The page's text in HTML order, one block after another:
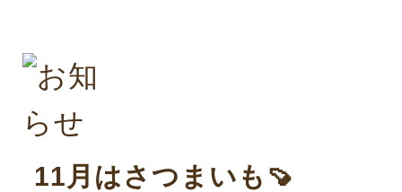
11月はさつまいも🍠